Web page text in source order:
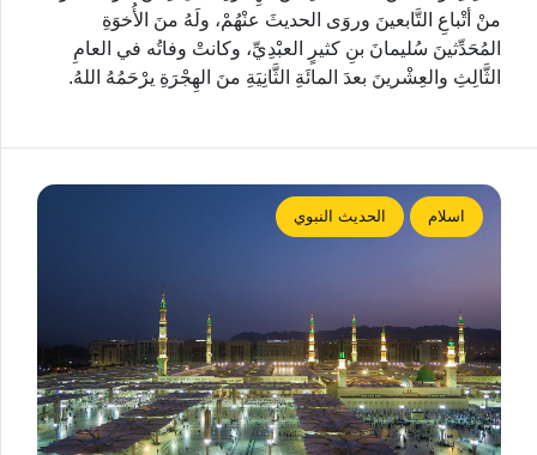
منْ أتْباعِ التَّابعينَ وروَى الحديثَ عنْهُمْ، ولَهُ منَ الأُخوَةِ
المُحَدِّثينَ سُليمانَ بنِ كثيرٍ العبْدِيِّ، وكانتْ وفاتُه في العامِ
الثَّالِثِ والعِشْرينَ بعدَ المائَةِ الثَّانِيَةِ منَ الهِجْرَةِ يرْحَمُهُ اللهُ.
اسلام الحديث النبوي